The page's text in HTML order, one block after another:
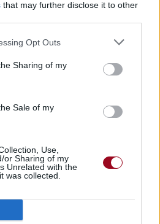
that may further disclose it to other
Opt Outs
Sharing of my
Sale of my
Use,
or Sharing of my
Unrelated with the
was collected.